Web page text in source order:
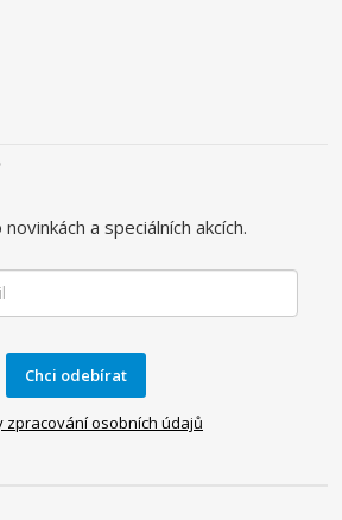
a speciálních akcích.
Chci odebírat
zpracování osobních údajů